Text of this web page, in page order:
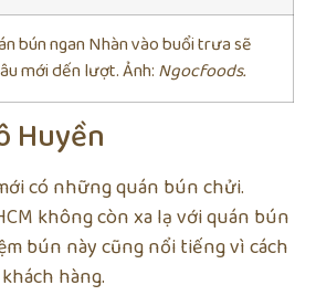
bún ngan Nhàn vào buổi trưa sẽ
mới dến lượt. Ảnh: Ngocfoods.
Huyền
có những quán bún chửi.
không còn xa lạ với quán bún
bún này cũng nổi tiếng vì cách
hàng.